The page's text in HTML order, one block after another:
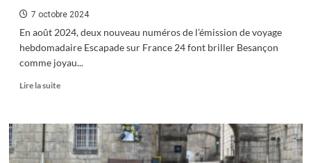
7 octobre 2024
En août 2024, deux nouveau numéros de l’émission de voyage
hebdomadaire Escapade sur France 24 font briller Besançon
comme joyau...
Lire la suiteEn
sur
Besançon
mis